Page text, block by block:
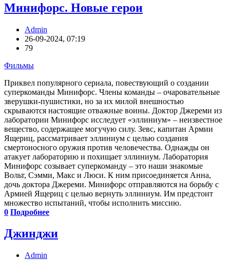
Минифорс. Новые герои
Admin
26-09-2024, 07:19
79
Фильмы
Приквел популярного сериала, повествующий о создании
суперкоманды Минифорс. Члены команды – очаровательные
зверушки-пушистики, но за их милой внешностью
скрываются настоящие отважные воины. Доктор Джереми из
лаборатории Минифорс исследует «эллиниум» – неизвестное
вещество, содержащее могучую силу. Зевс, капитан Армии
Ящериц, рассматривает эллиниум с целью создания
смертоносного оружия против человечества. Однажды он
атакует лабораторию и похищает эллиниум. Лаборатория
Минифорс созывает суперкоманду – это наши знакомые
Вольт, Сэмми, Макс и Люси. К ним присоединяется Анна,
дочь доктора Джереми. Минифорс отправляются на борьбу с
Армией Ящериц с целью вернуть эллиниум. Им предстоит
множество испытаний, чтобы исполнить миссию.
0 Подробнее
Джинджи
Admin